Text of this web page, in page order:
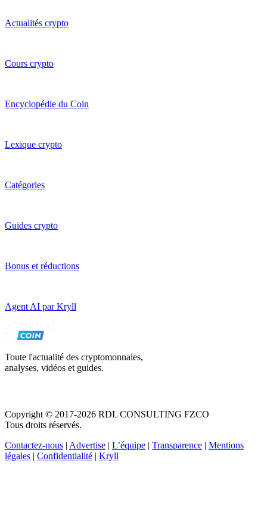
Actualités crypto
Cours crypto
Encyclopédie du Coin
Lexique crypto
Catégories
Guides crypto
Bonus et réductions
Agent AI par Kryll
Toute l'actualité des cryptomonnaies,
analyses, vidéos et guides.
Copyright © 2017-2026 RDL CONSULTING FZCO
Tous droits réservés.
Contactez-nous Advertise L’équipe Transparence
Mentions
légales
Confidentialité Kryll